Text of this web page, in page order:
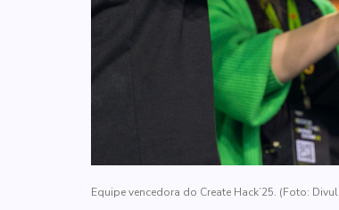
Equipe vencedora do Create Hack’25. (Foto: